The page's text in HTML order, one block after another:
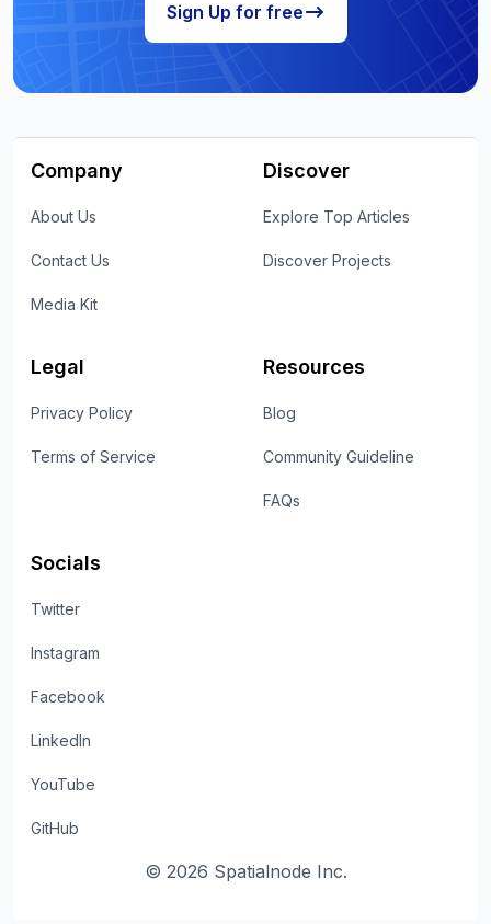
Sign Up for free
Company
About Us
Contact Us
Media Kit
Discover
Explore Top Articles
Discover Projects
Legal
Privacy Policy
Terms of Service
Resources
Blog
Community Guideline
FAQs
Socials
Twitter
Instagram
Facebook
LinkedIn
YouTube
GitHub
© 2026 Spatialnode Inc.